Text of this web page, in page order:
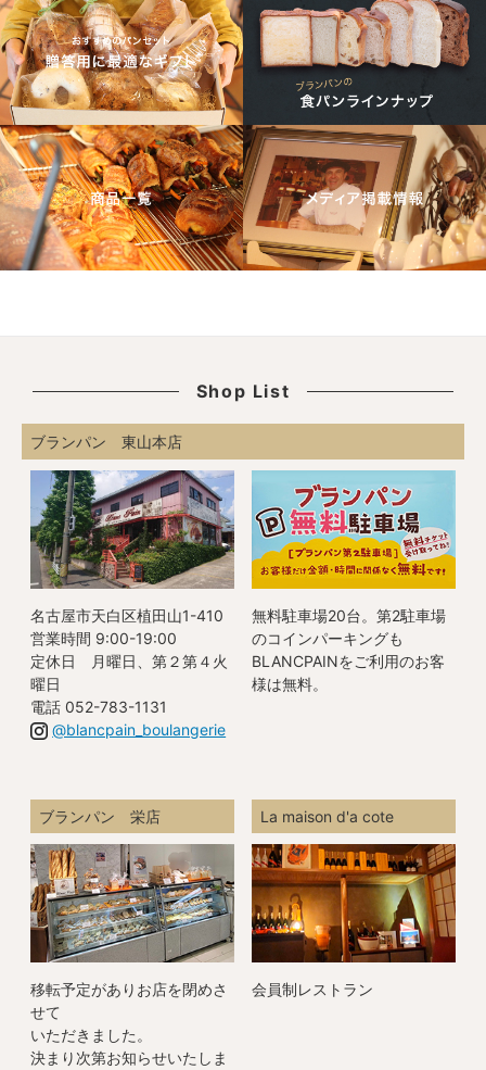
Shop List
ブランパン 東山本店
名古屋市天白区植田山1-410
営業時間 9:00-19:00
定休日 月曜日、第２第４火
曜日
電話 052-783-1131
@blancpain_boulangerie
無料駐車場20台。第2駐車場
のコインパーキングも
BLANCPAINをご利用のお客
様は無料。
ブランパン 栄店
移転予定がありお店を閉めさ
せて
いただきました。
決まり次第お知らせいたしま
La maison d'a cote
会員制レストラン